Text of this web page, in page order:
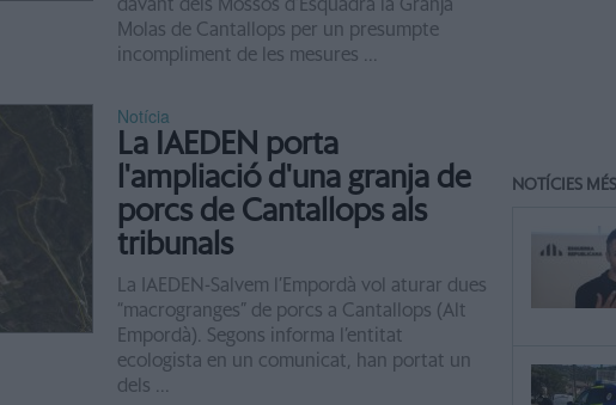
davant dels Mossos d’Esquadra la Granja
Molas de Cantallops per un presumpte
incompliment de les mesures ...
Notícia
La IAEDEN porta
l'ampliació d'una granja de
porcs de Cantallops als
tribunals
La IAEDEN-Salvem l’Empordà vol aturar dues
“macrogranges” de porcs a Cantallops (Alt
Empordà). Segons informa l’entitat
ecologista en un comunicat, han portat un
dels ...
NOTÍCIES